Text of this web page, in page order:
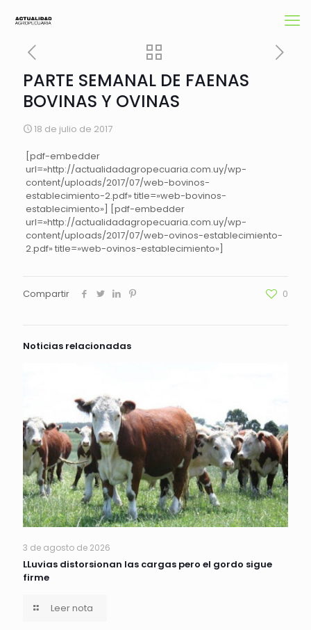
PARTE SEMANAL DE FAENAS
BOVINAS Y OVINAS
18 de julio de 2017
[pdf-embedder
url=»http://actualidadagropecuaria.com.uy/wp-
content/uploads/2017/07/web-bovinos-
establecimiento-2.pdf» title=»web-bovinos-
establecimiento»] [pdf-embedder
url=»http://actualidadagropecuaria.com.uy/wp-
content/uploads/2017/07/web-ovinos-establecimiento-
2.pdf» title=»web-ovinos-establecimiento»]
Compartir 0
Noticias relacionadas
3 de agosto de 2026
LLuvias distorsionan las cargas pero el gordo sigue
firme
Leer nota